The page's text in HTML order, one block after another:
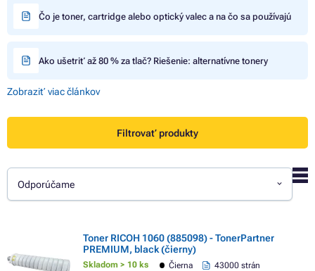
Čo je toner, cartridge alebo optický valec a na čo sa používajú
Ako ušetriť až 80 % za tlač? Riešenie: alternatívne tonery
Zobraziť viac článkov
Filtrovať produkty
Odporúčame
Toner RICOH 1060 (885098) - TonerPartner
PREMIUM, black (čierny)
Skladom > 10 ks Čierna
43000 strán